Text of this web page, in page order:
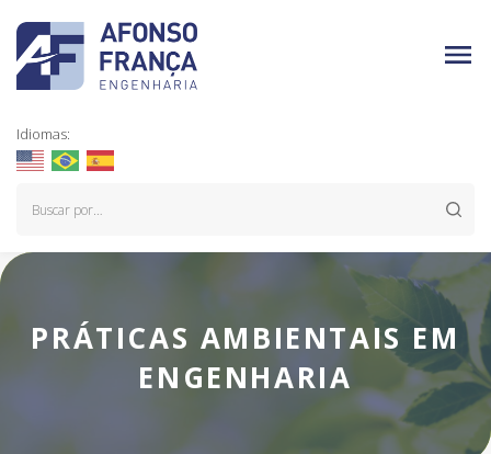
Idiomas:
PRÁTICAS AMBIENTAIS EM
ENGENHARIA